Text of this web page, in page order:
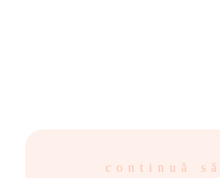
continuă